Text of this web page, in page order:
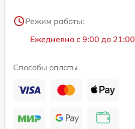
Режим работы:
Ежедневно с 9:00 до 21:00
Способы оплаты